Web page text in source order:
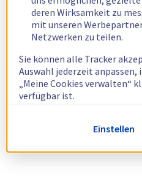
deren Wirksamkeit zu
mit unseren
Netzwerken zu teilen.
Sie können alle Tracker
Auswahl jederzeit anpassen,
„Meine Cookies verwalten“
verfügbar ist.
Weitere Informationen
zur Verwendung von Cookies.
Einstellen